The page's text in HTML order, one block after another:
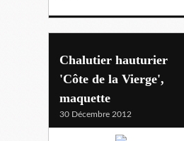
Chalutier hauturier
'Côte de la Vierge',
maquette
30 Décembre 2012